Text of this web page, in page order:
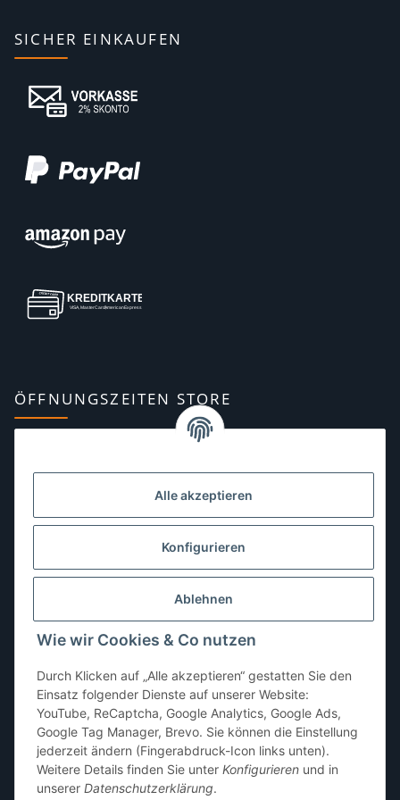
Alle akzeptieren
Konfigurieren
Ablehnen
Wie wir Cookies & Co nutzen
Durch Klicken auf „Alle akzeptieren“ gestatten Sie den
Einsatz folgender Dienste auf unserer Website:
YouTube, ReCaptcha, Google Analytics, Google Ads,
Google Tag Manager, Brevo. Sie können die Einstellung
jederzeit ändern (Fingerabdruck-Icon links unten).
Weitere Details finden Sie unter Konfigurieren und in
unserer Datenschutzerklärung.
SICHER EINKAUFEN
ÖFFNUNGSZEITEN STORE
10:00–13:00, 14:00–18:00 Uhr
Dienstag:10:00–13:00, 14:00–16:00 Uhr
10:00–13:00 Uhr
Freitag:10:00–13:00, 14:00–18:00 Uhr
Sonntag: geschlossen